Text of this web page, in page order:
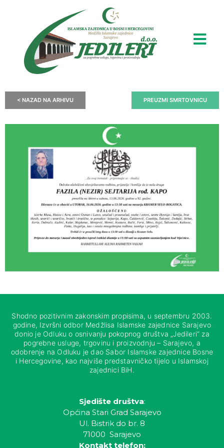
< NAZAD NA ARHIVU PREUZMI SMRTOVNICU
Shodno pozitivnim zakonskim propisima, u septembru 2003.
godine, Izvršni odbor Medžlisa Islamske zajednice Sarajevo
donio je Odluku o osnivanju pokopnog društva „Jedileri“ za
pogrebne usluge, trgovinu i proizvodnju – Sarajevo, a
odobrenje na Odluku je dao Sabor Islamske zajednice Bosne
i Hercegovine, kao najviše predstavničko tijelo u Islamskoj
zajednici BiH.
Sjedište društva:
Općina Stari Grad Sarajevo
Ul. Bistrik do br. 8
71000 Sarajevo
Kontakt telefon: